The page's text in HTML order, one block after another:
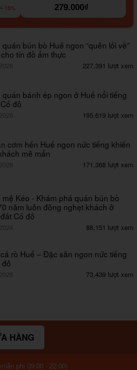
-15%
279.000₫
quán bún bò Huế ngon “quên lối về”
tín đồ ẩm thực
227,391 lượt xem
quán bánh ép ngon ở Huế nổi tiếng
đô
195,619 lượt xem
cơm hến Huế ngon nức tiếng khiến
mê mẩn
171,368 lượt xem
mệ Kéo - Khám phá quán bún bò
năm luôn đông nghẹt khách ở
Cố đô
88,151 lượt xem
rò Huế – Đặc sản ngon nức tiếng
đô
73,439 lượt xem
HÀNG
phí 09:00 - 22:00)